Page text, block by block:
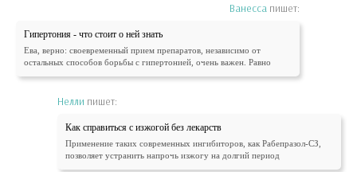
Ванесса пишет:
Гипертония - что стоит о ней знать
Ева, верно: своевременный прием препаратов, независимо от
остальных способов борьбы с гипертонией, очень важен. Равно
Нелли пишет:
Как справиться с изжогой без лекарств
Применение таких современных ингибиторов, как Рабепразол-СЗ,
позволяет устранить напрочь изжогу на долгий период